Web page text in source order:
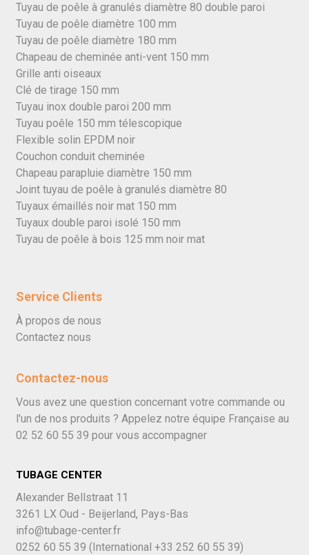
Tuyau de poêle à granulés diamètre 80 double paroi
Tuyau de poêle diamètre 100 mm
Tuyau de poêle diamètre 180 mm
Chapeau de cheminée anti-vent 150 mm
Grille anti oiseaux
Clé de tirage 150 mm
Tuyau inox double paroi 200 mm
Tuyau poêle 150 mm télescopique
Flexible solin EPDM noir
Couchon conduit cheminée
Chapeau parapluie diamètre 150 mm
Joint tuyau de poêle à granulés diamètre 80
Tuyaux émaillés noir mat 150 mm
Tuyaux double paroi isolé 150 mm
Tuyau de poêle à bois 125 mm noir mat
Service Clients
À propos de nous
Contactez nous
Contactez-nous
Vous avez une question concernant votre commande ou
l'un de nos produits ? Appelez notre équipe Française au
02 52 60 55 39 pour vous accompagner
TUBAGE CENTER
Alexander Bellstraat 11
3261 LX Oud - Beijerland, Pays-Bas
info@tubage-center.fr
0252 60 55 39 (International +33 252 60 55 39)